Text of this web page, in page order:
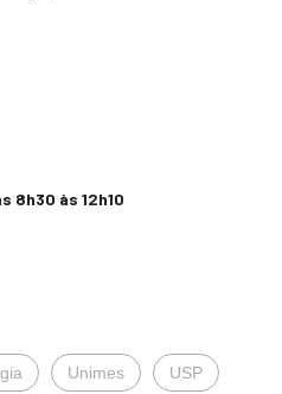
8h30 às 12h10
Unimes USP